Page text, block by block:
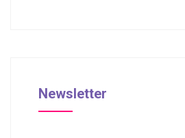
Newsletter